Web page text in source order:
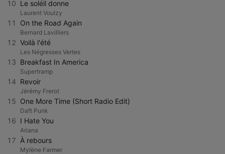
10 Le soléil donne
Laurent Voulzy
11 On the Road Again
Bernard Lavilliers
12 Voilà l'été
Les Négresses Vertes
13 Breakfast In America
Supertramp
14 Revoir
Jérémy Frerot
15 One More Time (Short Radio Edit)
Daft Punk
16 I Hate You
Ariana
17 À rebours
Mylène Farmer